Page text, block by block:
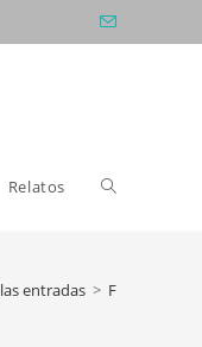
Relatos Alternar
entradas > F